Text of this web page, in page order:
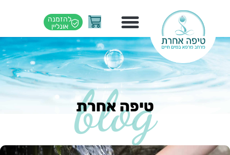
עגלת
קניות
להזמנה
אונליין
טיפה אחרת
blog